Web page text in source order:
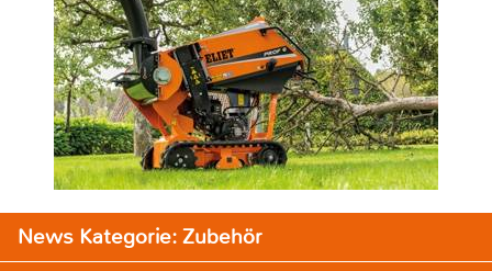
News Kategorie: Zubehör